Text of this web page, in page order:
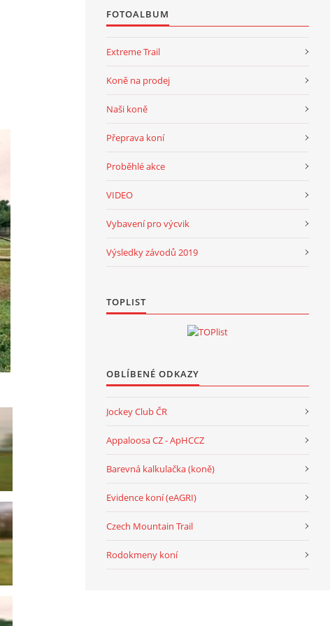
FOTOALBUM
Extreme Trail
Koně na prodej
Naši koně
Přeprava koní
Proběhlé akce
VIDEO
Vybavení pro výcvik
Výsledky závodů 2019
TOPLIST
OBLÍBENÉ ODKAZY
Jockey Club ČR
Appaloosa CZ - ApHCCZ
Barevná kalkulačka (koně)
Evidence koní (eAGRI)
Czech Mountain Trail
Rodokmeny koní